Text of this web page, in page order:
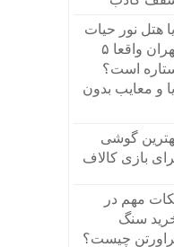
آیا هتل نور حیات
تهران واقعا ۵
است؟
و معایب بدون
گوشی
بازی کالاف
مهم در
سنگ
چیست؟